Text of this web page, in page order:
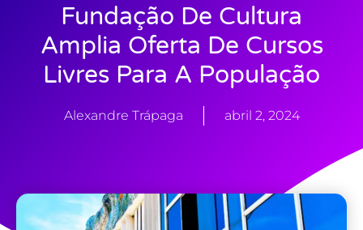
Fundação De Cultura
Amplia Oferta De Cursos
Livres Para A População
Alexandre Trápaga abril 2, 2024